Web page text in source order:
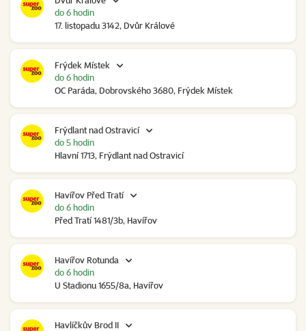
17. listopadu 3142, Dvůr Králové
do 6 hodin
Frýdek Místek
OC Paráda, Dobrovského 3680, Frýdek Místek
do 6 hodin
Frýdlant nad Ostravicí
Hlavní 1713, Frýdlant nad Ostravicí
do 5 hodin
Havířov Před Tratí
Před Tratí 1481/3b, Havířov
do 6 hodin
Havířov Rotunda
U Stadionu 1655/8a, Havířov
do 6 hodin
Havlíčkův Brod II